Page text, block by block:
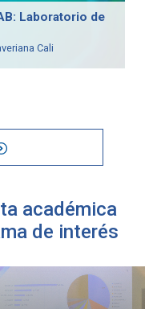
Laboratorio de
Cali
académica
de interés